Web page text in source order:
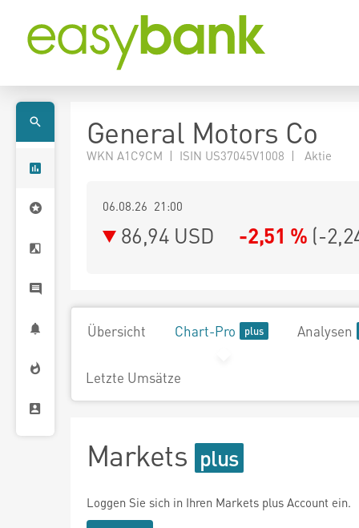
General Motors Co
WKN A1C9CM | ISIN US37045V1008 | Aktie
06.08.26 21:00
86,94 USD -2,51 % (-
Übersicht Chart-Pro Analysen
Letzte Umsätze
Markets
Loggen Sie sich in Ihren Markets plus Account ein.